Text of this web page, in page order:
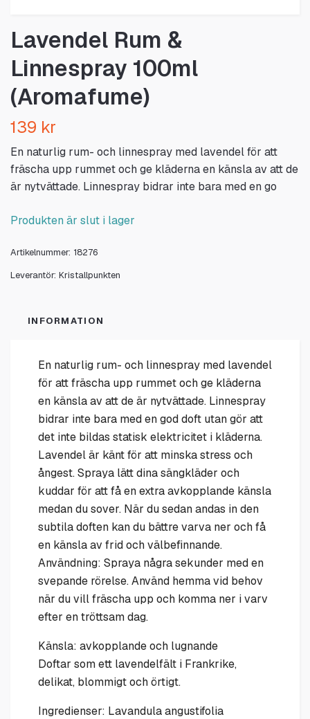
Lavendel Rum &
Linnespray 100ml
(Aromafume)
139 kr
En naturlig rum- och linnespray med lavendel för att
fräscha upp rummet och ge kläderna en känsla av att de
är nytvättade. Linnespray bidrar inte bara med en go
Produkten är slut i lager
Artikelnummer: 18276
Leverantör: Kristallpunkten
INFORMATION
En naturlig rum- och linnespray med lavendel
för att fräscha upp rummet och ge kläderna
en känsla av att de är nytvättade. Linnespray
bidrar inte bara med en god doft utan gör att
det inte bildas statisk elektricitet i kläderna.
Lavendel är känt för att minska stress och
ångest. Spraya lätt dina sängkläder och
kuddar för att få en extra avkopplande känsla
medan du sover. När du sedan andas in den
subtila doften kan du bättre varva ner och få
en känsla av frid och välbefinnande.
Användning: Spraya några sekunder med en
svepande rörelse. Använd hemma vid behov
när du vill fräscha upp och komma ner i varv
efter en tröttsam dag.
Känsla: avkopplande och lugnande
Doftar som ett lavendelfält i Frankrike,
delikat, blommigt och örtigt.
Ingredienser: Lavandula angustifolia